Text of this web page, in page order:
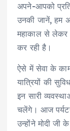
अपने-आपको
उनकी जानें, हम
महाकाल से लेकर
कर रही है।
ऐसे में सेवा के
यात्रियों की
इन सारी
चलेंगे। आज
उन्होंने मोदी जी